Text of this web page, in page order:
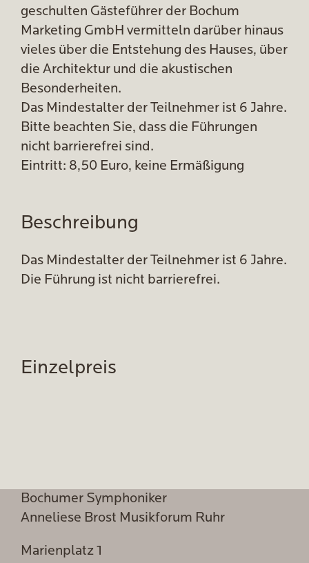
geschulten Gästeführer der Bochum
Marketing GmbH vermitteln darüber hinaus
vieles über die Entstehung des Hauses, über
die Architektur und die akustischen
Besonderheiten.
Das Mindestalter der Teilnehmer ist 6 Jahre.
Bitte beachten Sie, dass die Führungen
nicht barrierefrei sind.
Eintritt: 8,50 Euro, keine Ermäßigung
Beschreibung
Das Mindestalter der Teilnehmer ist 6 Jahre.
Die Führung ist nicht barrierefrei.
Einzelpreis
Bochumer Symphoniker
Anneliese Brost Musikforum Ruhr
Marienplatz 1